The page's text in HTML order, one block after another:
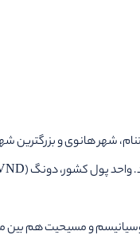
شهر هانوی و
و مسیحیت هم بین